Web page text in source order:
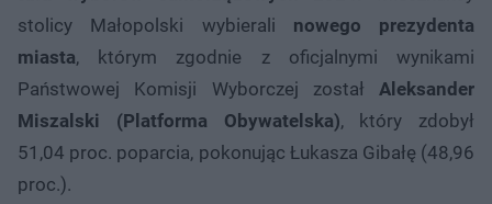
stolicy Małopolski wybierali nowego prezydenta
miasta, którym zgodnie z oficjalnymi wynikami
Państwowej Komisji Wyborczej został Aleksander
Miszalski (Platforma Obywatelska), który zdobył
51,04 proc. poparcia, pokonując Łukasza Gibałę (48,96
proc.).